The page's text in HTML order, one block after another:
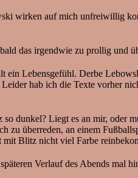
wirken auf mich unfreiwillig
das irgendwie zu prollig
Lebensgefühl. Derbe
hab ich die Texte vorher
dunkel? Liegt es an mir, oder
zu überreden, an einem
mit Blitz nicht viel Farbe
Verlauf des Abends mal